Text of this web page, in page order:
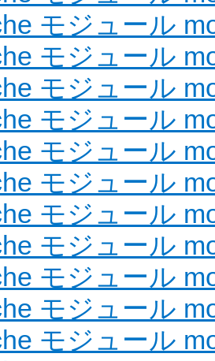
モジュール
モジュール
モジュール
モジュール
モジュール
モジュール
モジュール
モジュール
モジュール
モジュール
モジュール